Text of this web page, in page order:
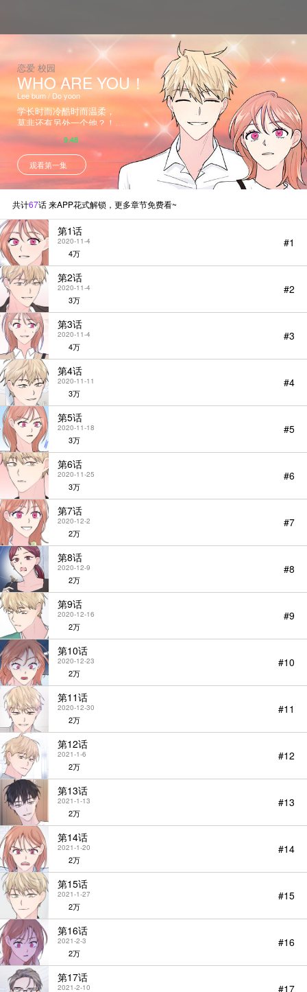
恋爱 校园
WHO ARE YOU！
Lee bum / Do yoon
学长时而冷酷时而温柔，
莫非还有另外一个他？！
学校里看似叱咤风云，玩世不恭的
学长为何会深夜独自在路边哭泣？
忽远忽近，若即若离，到底哪一个
才是真实的他？
StarScore
9.48
观看第一集
共计67话 来APP花式解锁，更多章节免费看~
第1话
2020-11-4
4万
#1
第2话
2020-11-4
3万
#2
第3话
2020-11-4
4万
#3
第4话
2020-11-11
3万
#4
第5话
2020-11-18
3万
#5
第6话
2020-11-25
3万
#6
第7话
2020-12-2
2万
#7
第8话
2020-12-9
2万
#8
第9话
2020-12-16
2万
#9
第10话
2020-12-23
2万
#10
第11话
2020-12-30
2万
#11
第12话
2021-1-6
2万
#12
第13话
2021-1-13
2万
#13
第14话
2021-1-20
2万
#14
第15话
2021-1-27
2万
#15
第16话
2021-2-3
2万
#16
第17话
2021-2-10 #17